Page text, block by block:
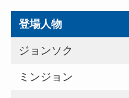
登場人物
ジョンソク
ミンジョン